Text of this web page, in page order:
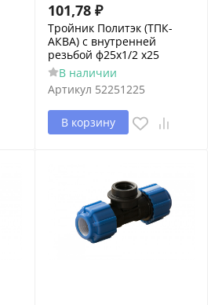
101,78 ₽
Тройник Политэк (ТПК-
АКВА) с внутренней
резьбой ф25х1/2 х25
В наличии
Артикул 52251225
В корзину